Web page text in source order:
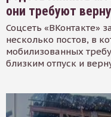
они требуют
Соцсеть «ВКонтакте»
несколько постов, в
мобилизованных
близким отпуск и